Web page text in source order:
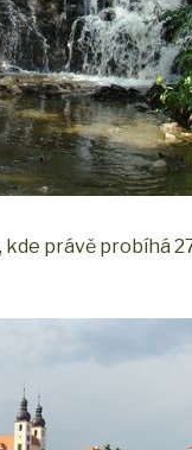
, kde právě probíhá